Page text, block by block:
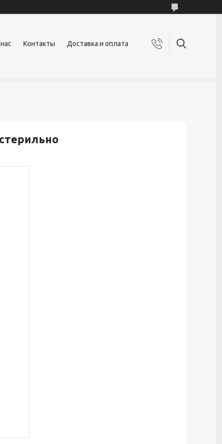
Контакты Доставка и оплата